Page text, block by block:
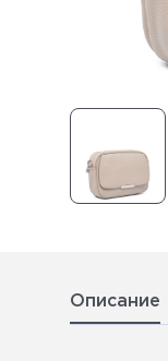
Описание